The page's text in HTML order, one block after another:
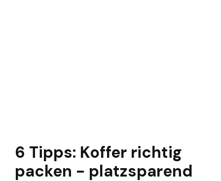
6 Tipps: Koffer richtig
packen - platzsparend